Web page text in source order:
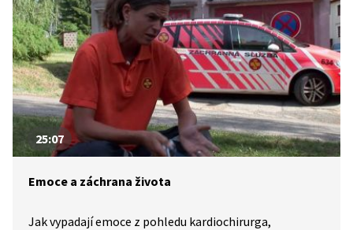
25:07
Emoce a záchrana života
Jak vypadají emoce z pohledu kardiochirurga,